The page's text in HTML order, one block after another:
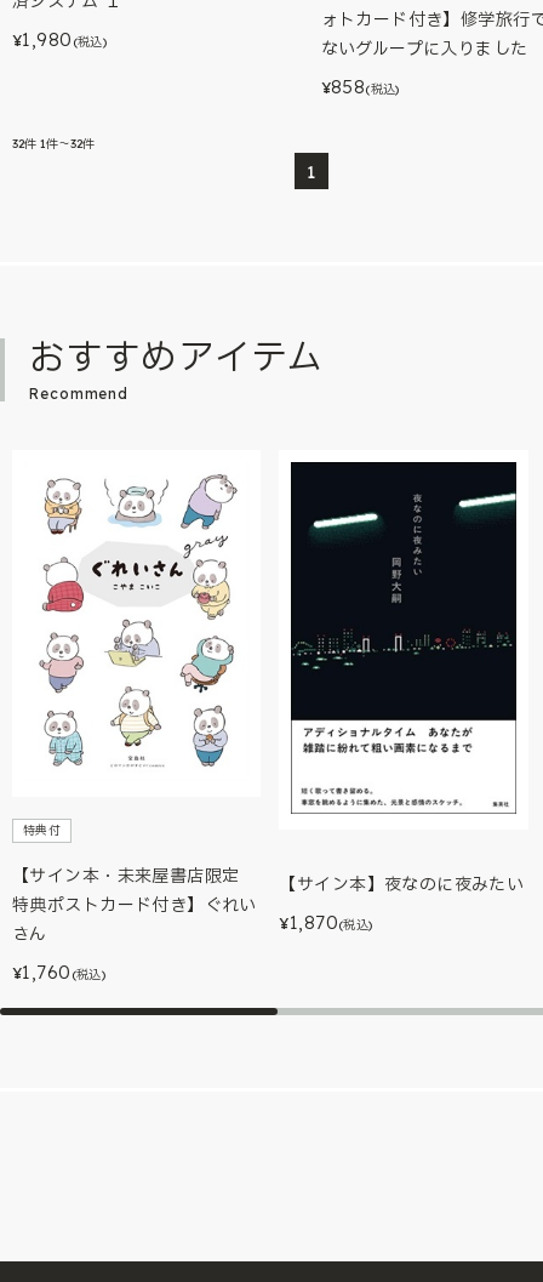
¥1,980 (税込)
ォトカード付き】修学旅行
ないグループに入りまし
¥858(税込)
32件 1件～32件
1
おすすめアイテム
Recommend
特典付
【サイン本・未来屋書店限定
特典ポストカード付き】ぐれい
さん
¥1,760 (税込)
【サイン本】夜なのに夜みたい
¥1,870(税込)